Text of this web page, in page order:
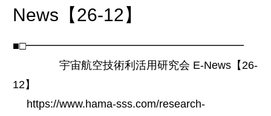
News【26-12】
■□━━━━━━━━━━━━━━━━━━━━
宇宙航空技術利活用研究会 E-News【26-
12】
https://www.hama-sss.com/research-